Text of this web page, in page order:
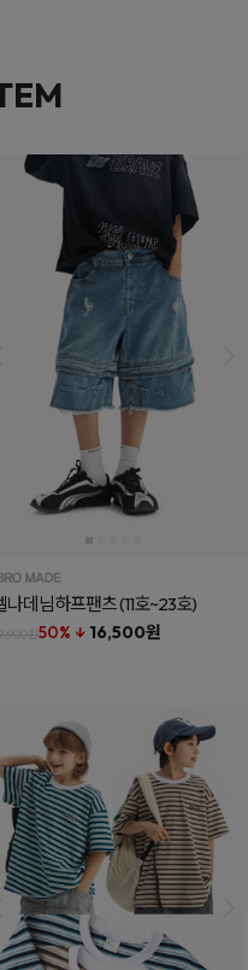
나데님하프팬츠(11호~23호)
원50% ↓ 16,500원